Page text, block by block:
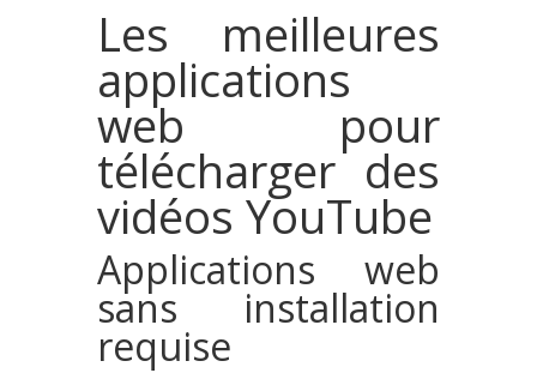
Les meilleures
applications
web pour
télécharger des
vidéos YouTube
Applications web
sans installation
requise